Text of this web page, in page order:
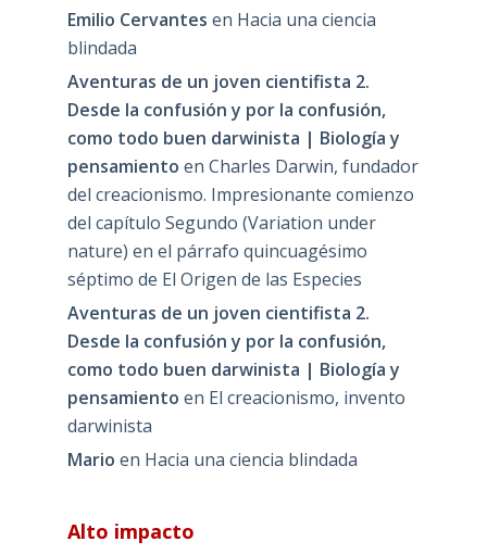
Emilio Cervantes en Hacia una ciencia
blindada
Aventuras de un joven cientifista 2.
Desde la confusión y por la confusión,
como todo buen darwinista | Biología y
pensamiento en Charles Darwin, fundador
del creacionismo. Impresionante comienzo
del capítulo Segundo (Variation under
nature) en el párrafo quincuagésimo
séptimo de El Origen de las Especies
Aventuras de un joven cientifista 2.
Desde la confusión y por la confusión,
como todo buen darwinista | Biología y
pensamiento en El creacionismo, invento
darwinista
Mario en Hacia una ciencia blindada
Alto impacto